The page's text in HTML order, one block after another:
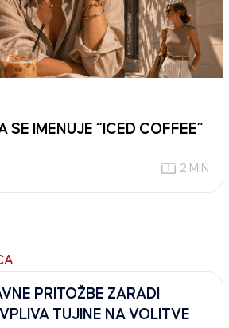
SE IMENUJE “ICED COFFEE”
2 MIN
PRITOŽBE ZARADI
TUJINE NA VOLITVE